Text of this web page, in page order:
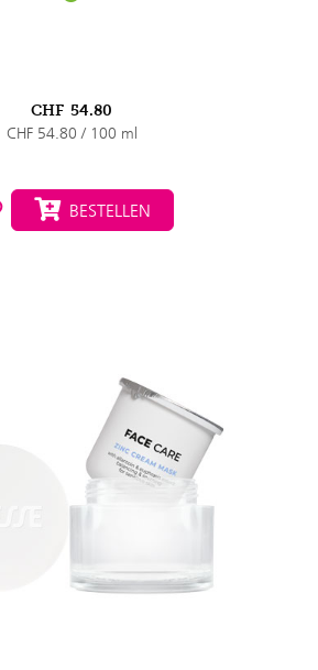
CHF 54.80
CHF 54.80 / 100 ml
BESTELLEN